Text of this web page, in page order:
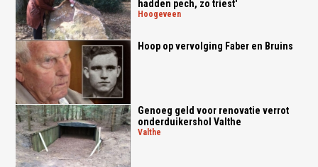
hadden pech, zo triest'
hoogeveen
Hoop op vervolging Faber en Bruins
Genoeg geld voor renovatie verrot
onderduikershol Valthe
valthe